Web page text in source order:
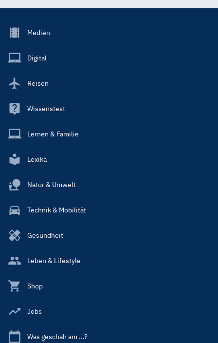
Footer
Main
Medien
Digital
Reisen
Wissenstest
Lernen & Familie
Lexika
Natur & Umwelt
Technik & Mobilität
Gesundheit
Leben & Lifestyle
Shop
Jobs
Was geschah am ...?